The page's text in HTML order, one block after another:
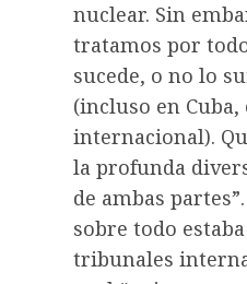
nuclear. Sin
tratamos por
sucede, o no lo
(incluso en
internacional).
la profunda
de ambas
sobre todo
tribunales